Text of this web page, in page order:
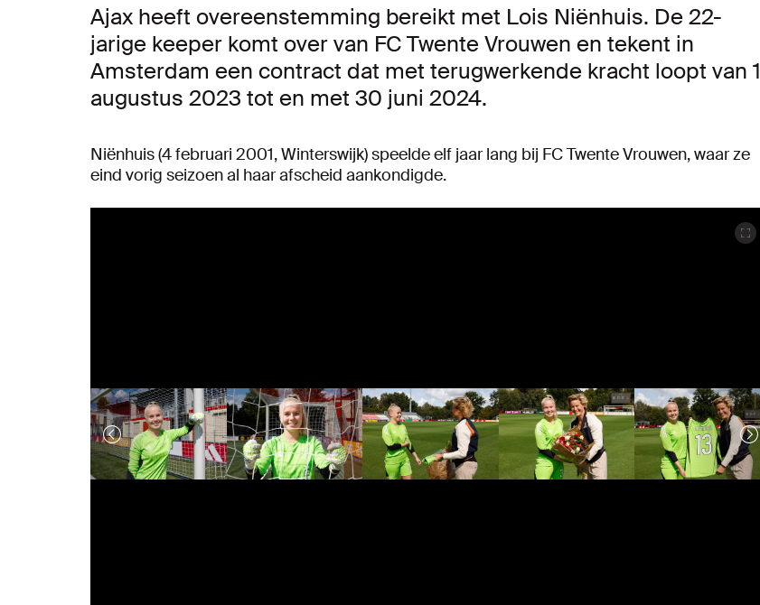
Ajax heeft overeenstemming bereikt met Lois Niënhuis. De 22-
jarige keeper komt over van FC Twente Vrouwen en tekent in
Amsterdam een contract dat met terugwerkende kracht loopt van 1
augustus 2023 tot en met 30 juni 2024.
Niënhuis (4 februari 2001, Winterswijk) speelde elf jaar lang bij FC Twente Vrouwen, waar ze
eind vorig seizoen al haar afscheid aankondigde.